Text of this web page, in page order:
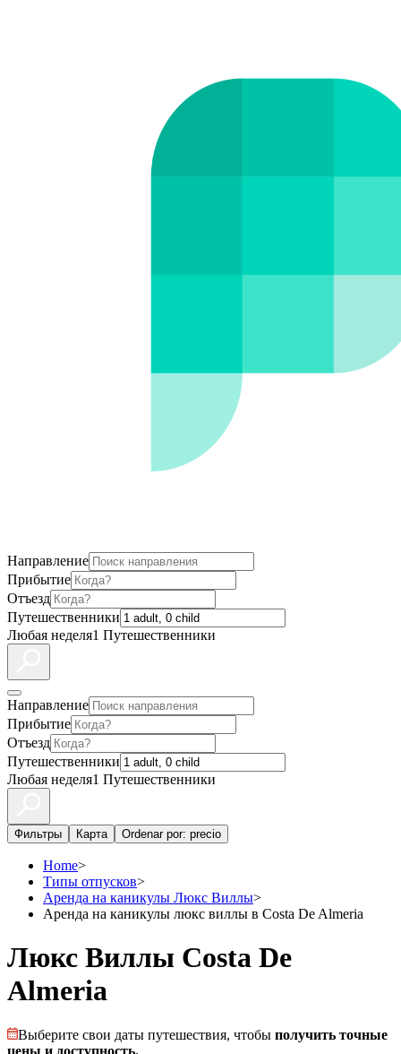
Направление
Прибытие
Отъезд
Путешественники
Любая неделя1 Путешественники
Направление
Прибытие
Отъезд
Путешественники
Любая неделя1 Путешественники
Фильтры Карта Ordenar por: precio
Home>
Типы отпусков>
Аренда на каникулы Люкс Виллы>
Аренда на каникулы люкс виллы в Costa De Almeria
Люкс Виллы Costa De
Almeria
Выберите свои даты путешествия, чтобы получить точные
цены и доступность.